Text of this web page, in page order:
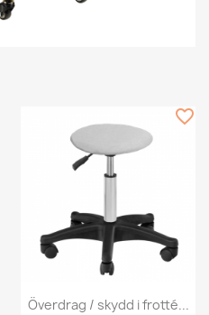
Överdrag / skydd i frotté...
favorite_border